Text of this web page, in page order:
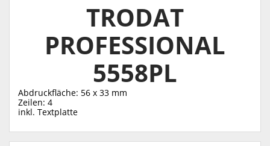
TRODAT
PROFESSIONAL
5558PL
Abdruckfläche: 56 x 33 mm
Zeilen: 4
inkl. Textplatte